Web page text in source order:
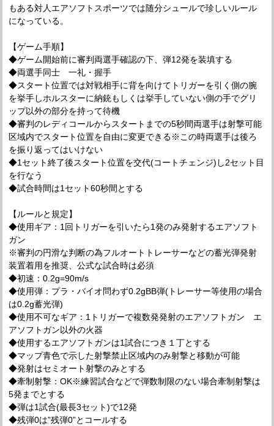
もある対人エアソフトスポーツでは随分シュールで珍しいルール
になっている。
【ゲーム手順】
◆ゲーム開始前に審判両選手確認の下、弾12発を装填する
◆両選手同士 一礼・握手
◆スタート位置では対戦相手に背を向けてトリガーを引く側の腕
を挙手しホルスターに納銃もしくは挙手していない側の手でグリ
ップ以外の部分を持って待機
◆審判のレディコールからスタートまでの5秒間両選手は射撃可能
区域内でスタート位置を自由に変更できる※この時両選手は後ろ
を振り返ってはいけない
◆1セット終了後スタート位置を交代(コートチェンジ)し2セット目
を行なう
◆試合時間は1セット60秒間とする
【ルールと規定】
◆使用ギア：1回トリガーを引いたら1発のみ発射するエアソフト
ガン
※審判の円滑な判断の為フルオートトレーサーなどの蓄光弾発射
装置着用を推奨、公式な試合時は必須
◆初速：0.2g=90m/s
◆使用弾：プラ・バイオ問わず0.2gBB弾(トレーサー等使用の場合
は0.2g蓄光弾)
◆使用不可なギア：1トリガーで複数発発射のエアソフトガン エ
アソフトガン以外の火器
◆使用するエアソフトガンは1試合につき１丁とする
◆マップ青色で示した射撃禁止区域内のみ射撃と移動が可能
◆発射はセミオート射撃のみとする
◆牽制射撃：OK※練習試合などで弾数制限のない場合牽制射撃は
5発までとする
◆弾は1試合(最長3セット)で12発
◆残弾0は”残弾0”とコールする